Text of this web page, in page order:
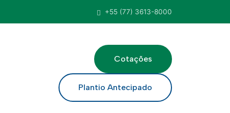
+55 (77) 3613-8000
Cotações
Plantio Antecipado